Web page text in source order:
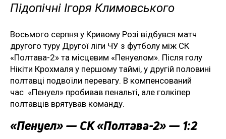
Підопічні Ігоря Климовського
Восьмого серпня у Кривому Розі відбувся матч
другого туру Другої ліги ЧУ з футболу між СК
«Полтава-2» та місцевим «Пенуелом». Після голу
Нікіти Крохмаля у першому таймі, у другій половині
полтавці подвоїли перевагу. В компенсований
час «Пенуел» пробивав пенальті, але голкіпер
полтавців врятував команду.
«Пенуел» — СК «Полтава-2» — 1:2